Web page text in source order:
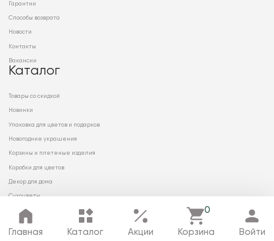
Главная Каталог Акции
0
Корзина Войти
Гарантии
Способы возврата
Новости
Контакты
Вакансии
Каталог
Товары со скидкой
Новинки
Упаковка для цветов и подарков
Новогодние украшения
Корзины и плетеные изделия
Коробки для цветов
Декор для дома
Сухоцветы
© 2026 ООО «МИРРЭЙ»